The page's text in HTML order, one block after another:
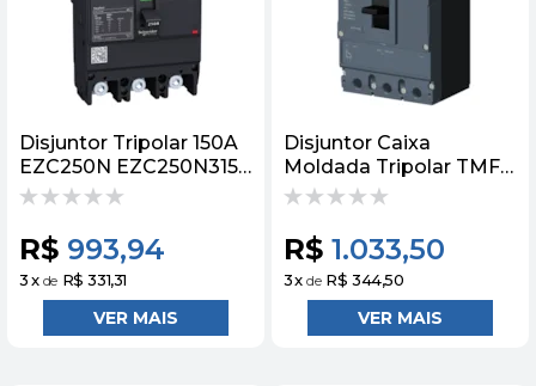
Disjuntor Tripolar 150A
EZC250N EZC250N3150
Schneider
R$ 993,94
3x de R$ 331,31
Disjuntor Caixa
Moldada Tripolar TMF
415V 250A 55KA
R$ 1.033,50
3x de R$ 344,50